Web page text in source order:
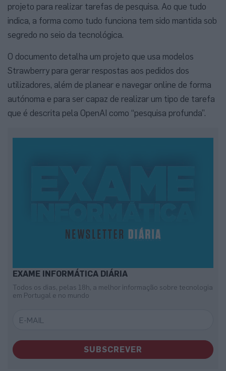
projeto para realizar tarefas de pesquisa. Ao que tudo
indica, a forma como tudo funciona tem sido mantida sob
segredo no seio da tecnológica.
O documento detalha um projeto que usa modelos
Strawberry para gerar respostas aos pedidos dos
utilizadores, além de planear e navegar online de forma
autónoma e para ser capaz de realizar um tipo de tarefa
que é descrita pela OpenAI como “pesquisa profunda”.
EXAME INFORMÁTICA DIÁRIA
Todos os dias, pelas 18h, a melhor informação sobre tecnologia
em Portugal e no mundo
SUBSCREVER